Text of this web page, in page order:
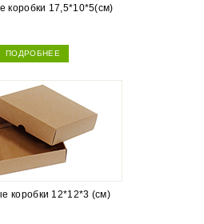
коробки 17,5*10*5(см)
ПОДРОБНЕЕ
коробки 12*12*3 (см)